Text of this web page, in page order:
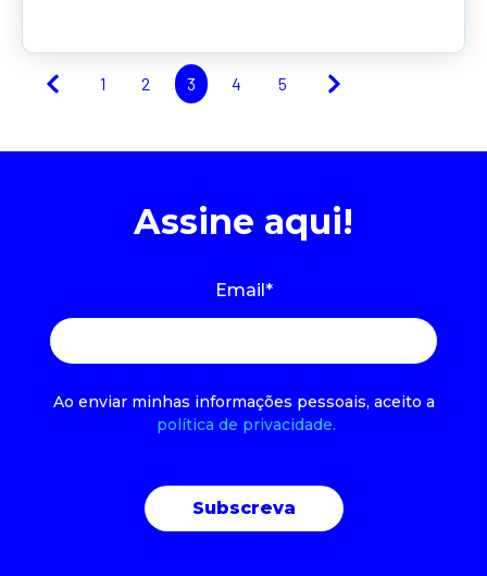
1 2 3 4 5
Assine aqui!
Email *
Ao enviar minhas informações pessoais, aceito a
política de privacidade.